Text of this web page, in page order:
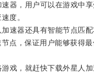
，用户可以在游戏中享
度。
器还具有智能节点匹配
点，保证用户能够获得
，就赶快下载外星人加